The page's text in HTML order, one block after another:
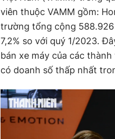
viên thuộc VAMM gồm:
trường tổng cộng
7,2% so với quý 1/2023.
bán xe máy của các
có doanh số thấp nhất